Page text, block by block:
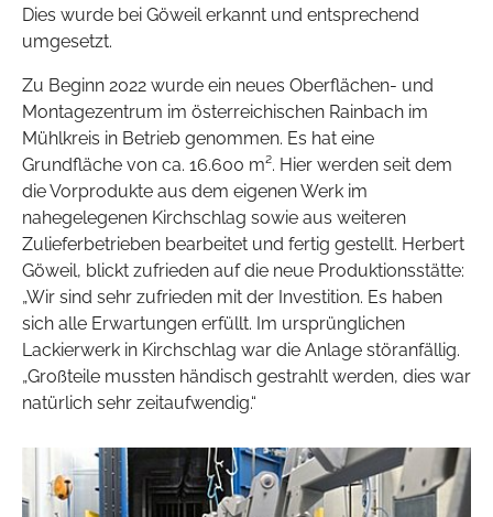
Dies wurde bei Göweil erkannt und entsprechend
umgesetzt.
Zu Beginn 2022 wurde ein neues Oberflächen- und
Montagezentrum im österreichischen Rainbach im
Mühlkreis in Betrieb genommen. Es hat eine
Grundfläche von ca. 16.600 m². Hier werden seit dem
die Vorprodukte aus dem eigenen Werk im
nahegelegenen Kirchschlag sowie aus weiteren
Zulieferbetrieben bearbeitet und fertig gestellt. Herbert
Göweil, blickt zufrieden auf die neue Produktionsstätte:
„Wir sind sehr zufrieden mit der Investition. Es haben
sich alle Erwartungen erfüllt. Im ursprünglichen
Lackierwerk in Kirchschlag war die Anlage störanfällig.
„Großteile mussten händisch gestrahlt werden, dies war
natürlich sehr zeitaufwendig.“